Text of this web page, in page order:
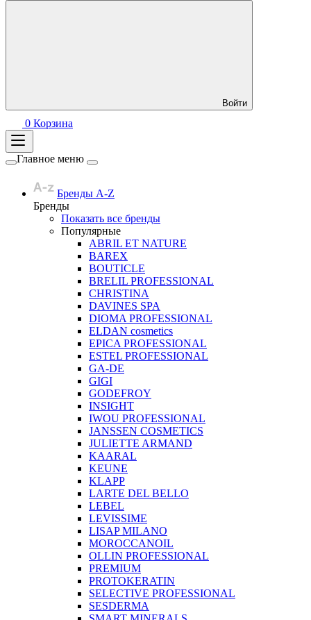
Войти
0 Корзина
Главное меню
Бренды A-Z
Бренды
Показать все бренды
Популярные
ABRIL ET NATURE
BAREX
BOUTICLE
BRELIL PROFESSIONAL
CHRISTINA
DAVINES SPA
DIOMA PROFESSIONAL
ELDAN cosmetics
EPICA PROFESSIONAL
ESTEL PROFESSIONAL
GA-DE
GIGI
GODEFROY
INSIGHT
IWOU PROFESSIONAL
JANSSEN COSMETICS
JULIETTE ARMAND
KAARAL
KEUNE
KLAPP
LARTE DEL BELLO
LEBEL
LEVISSIME
LISAP MILANO
MOROCCANOIL
OLLIN PROFESSIONAL
PREMIUM
PROTOKERATIN
SELECTIVE PROFESSIONAL
SESDERMA